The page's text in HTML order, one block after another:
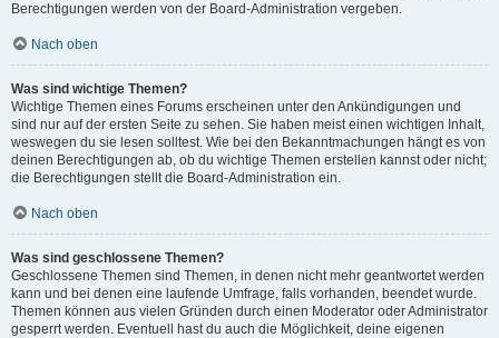
Berechtigungen werden von der Board-Administration vergeben.
Nach oben
Was sind wichtige Themen?
Wichtige Themen eines Forums erscheinen unter den Ankündigungen und
sind nur auf der ersten Seite zu sehen. Sie haben meist einen wichtigen Inhalt,
weswegen du sie lesen solltest. Wie bei den Bekanntmachungen hängt es von
deinen Berechtigungen ab, ob du wichtige Themen erstellen kannst oder nicht;
die Berechtigungen stellt die Board-Administration ein.
Nach oben
Was sind geschlossene Themen?
Geschlossene Themen sind Themen, in denen nicht mehr geantwortet werden
kann und bei denen eine laufende Umfrage, falls vorhanden, beendet wurde.
Themen können aus vielen Gründen durch einen Moderator oder Administrator
gesperrt werden. Eventuell hast du auch die Möglichkeit, deine eigenen